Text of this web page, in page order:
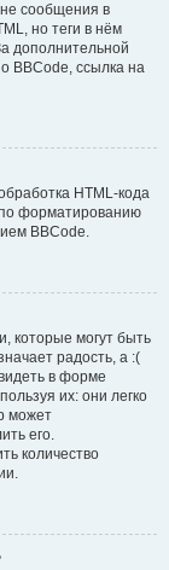
сообщения в
но теги в нём
дополнительной
BBCode, ссылка на
HTML-кода
форматированию
BBCode.
которые могут быть
радость, а :(
в форме
их: они легко
может
его.
количество